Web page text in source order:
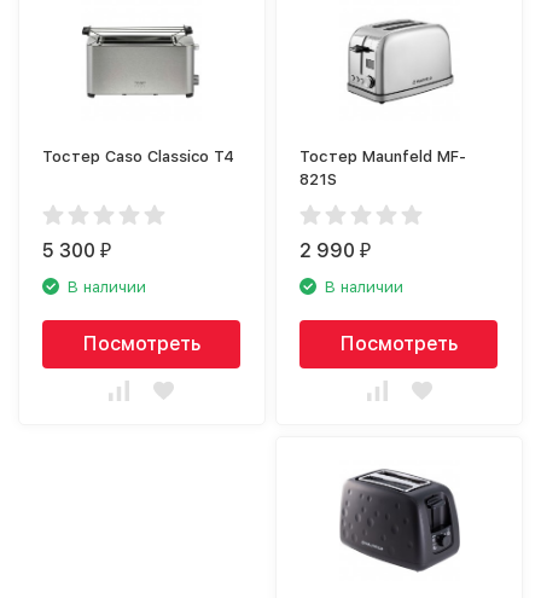
Тостер Caso Classico T4
5 300₽
В наличии
Посмотреть
Тостер Maunfeld MF-
821S
2 990₽
В наличии
Посмотреть